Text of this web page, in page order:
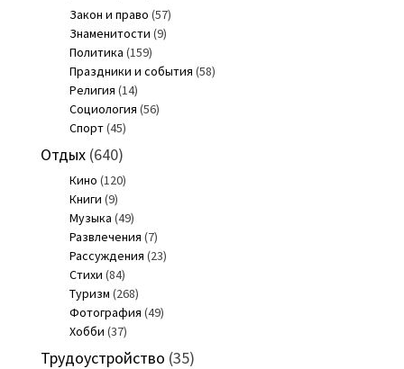
Закон и право (57)
Знаменитости (9)
Политика (159)
Праздники и события (58)
Религия (14)
Социология (56)
Спорт(45)
Отдых(640)
Кино (120)
Книги (9)
Музыка (49)
Развлечения (7)
Рассуждения (23)
Стихи (84)
Туризм (268)
Фотография (49)
Хобби (37)
Трудоустройство (35)